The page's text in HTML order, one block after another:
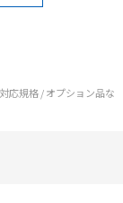
応規格 / オプション品な